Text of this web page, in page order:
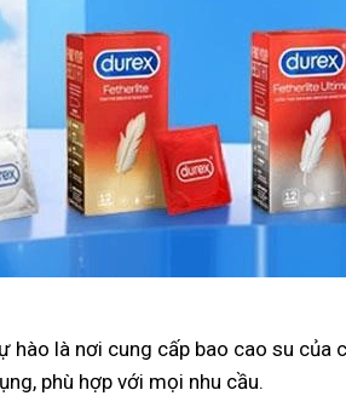
hào là nơi cung cấp bao cao su của
phù hợp với mọi nhu cầu.